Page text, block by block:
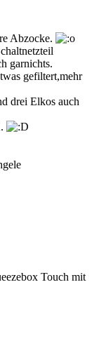
Abzocke.
garnichts.
gefiltert,mehr
drei Elkos auch
Touch mit